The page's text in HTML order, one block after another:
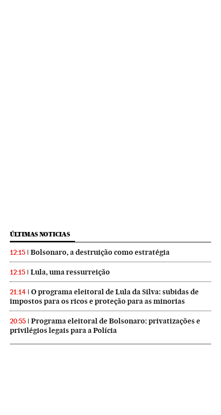
ÚLTIMAS NOTICIAS
12:15 Bolsonaro, a destruição como estratégia
12:15 Lula, uma ressurreição
21:14
O programa eleitoral de Lula da Silva: subidas de
impostos para os ricos e proteção para as minorias
20:55
Programa eleitoral de Bolsonaro: privatizações e
privilégios legais para a Polícia